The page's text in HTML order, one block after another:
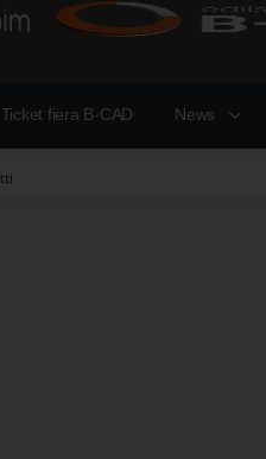
Ticket fiera B-CAD News